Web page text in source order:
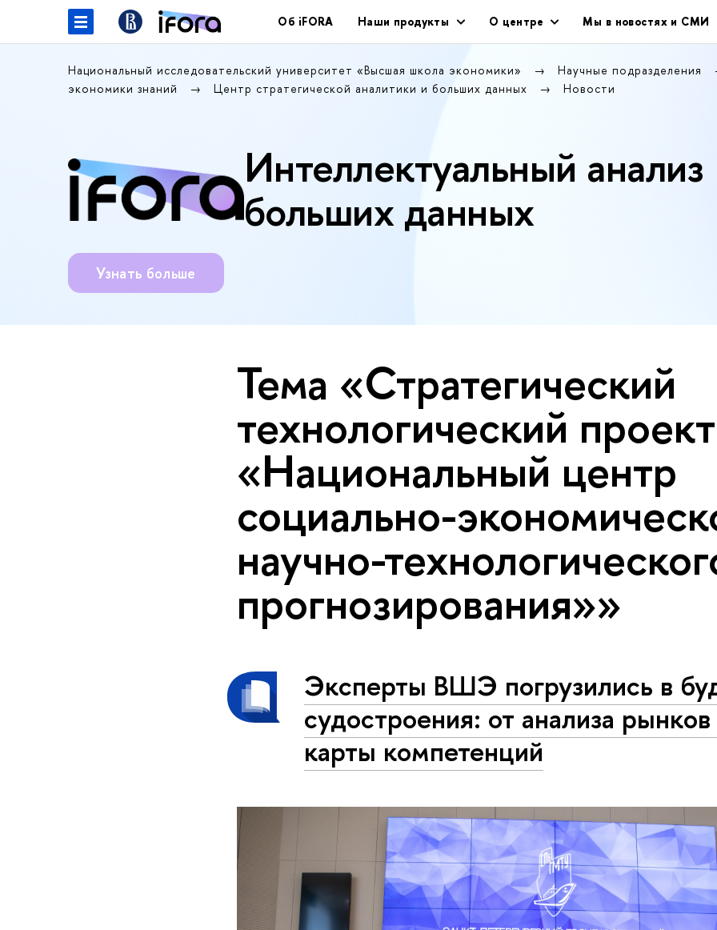
Об iFORA Наши продукты О центре Мы в новостях и СМИ
Национальный исследовательский университет «Высшая школа экономики»
Научные подразделения
экономики знаний
Центр стратегической аналитики и больших данных Новости
Интеллектуальный анализ
больших данных
Узнать больше
Тема «Стратегический
технологический проект
«Национальный центр
социально-
научно-
прогнозирования»»
Эксперты ВШЭ погрузились в
судостроения: от анализа
карты компетенций